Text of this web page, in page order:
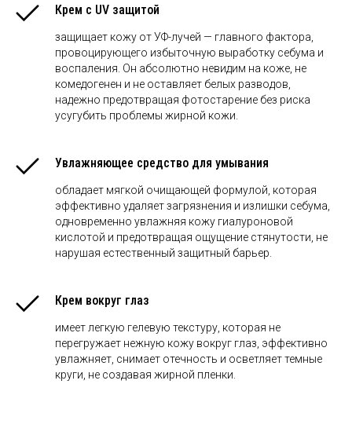
Крем с UV защитой
защищает кожу от УФ-лучей — главного фактора,
провоцирующего избыточную выработку себума и
воспаления. Он абсолютно невидим на коже, не
комедогенен и не оставляет белых разводов,
надежно предотвращая фотостарение без риска
усугубить проблемы жирной кожи.
Увлажняющее средство для умывания
обладает мягкой очищающей формулой, которая
эффективно удаляет загрязнения и излишки себума,
одновременно увлажняя кожу гиалуроновой
кислотой и предотвращая ощущение стянутости, не
нарушая естественный защитный барьер.
Крем вокруг глаз
имеет легкую гелевую текстуру, которая не
перегружает нежную кожу вокруг глаз, эффективно
увлажняет, снимает отечность и осветляет темные
круги, не создавая жирной пленки.